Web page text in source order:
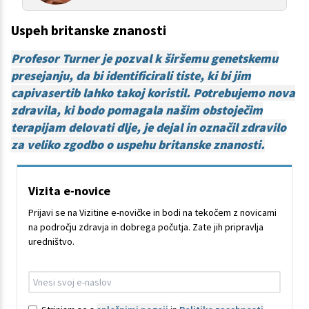
Uspeh britanske znanosti
Profesor Turner je pozval k širšemu genetskemu
presejanju, da bi identificirali tiste, ki bi jim
capivasertib lahko takoj koristil. Potrebujemo nova
zdravila, ki bodo pomagala našim obstoječim
terapijam delovati dlje, je dejal in označil zdravilo
za veliko zgodbo o uspehu britanske znanosti.
Vizita e-novice
Prijavi se na Vizitine e-novičke in bodi na tekočem z novicami
na področju zdravja in dobrega počutja. Zate jih pripravlja
uredništvo.